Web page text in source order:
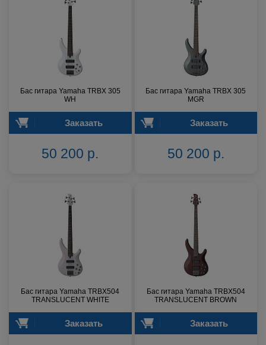
Бас гитара Yamaha TRBX 305
WH
Заказать
50 200 р.
Бас гитара Yamaha TRBX 305
MGR
Заказать
50 200 р.
Бас гитара Yamaha TRBX504
TRANSLUCENT WHITE
Заказать
Бас гитара Yamaha TRBX504
TRANSLUCENT BROWN
Заказать